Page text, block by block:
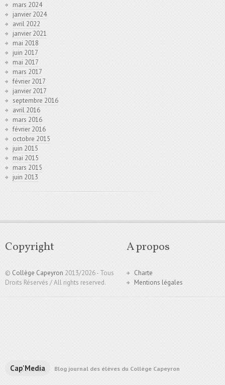
mars 2024
janvier 2024
avril 2022
janvier 2021
mai 2018
juin 2017
mai 2017
mars 2017
février 2017
janvier 2017
septembre 2016
avril 2016
mars 2016
février 2016
octobre 2015
juin 2015
mai 2015
mars 2015
juin 2013
Copyright
© Collège Capeyron 2013/2026 - Tous
Droits Réservés / All rights reserved.
A propos
Charte
Mentions légales
Cap'Media Blog journal des élèves du Collège Capeyron